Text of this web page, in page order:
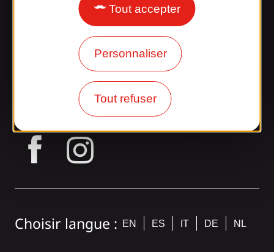
Tout accepter
Personnaliser
Tout refuser
Nos brochures
Rejoignez la
bande Gaillarde !
Choisir langue : EN ES IT DE NL